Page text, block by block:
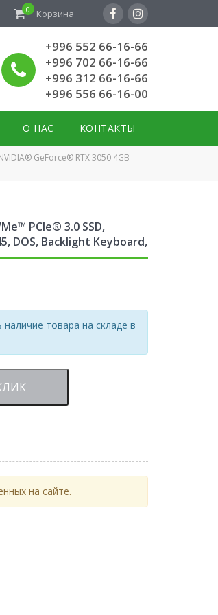
0 Корзина
+996 552 66-16-66
+996 702 66-16-66
+996 312 66-16-66
+996 556 66-16-00
О НАС КОНТАКТЫ
GeForce® RTX 3050 4GB
PCIe® 3.0 SSD,
DOS, Backlight Keyboard,
товара на складе в
на сайте.